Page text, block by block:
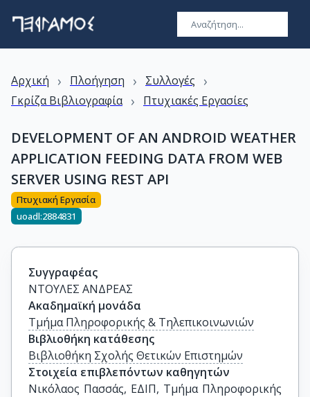
Αρχική › Πλοήγηση › Συλλογές ›
Γκρίζα Βιβλιογραφία › Πτυχιακές Εργασίες
DEVELOPMENT OF AN ANDROID WEATHER
APPLICATION FEEDING DATA FROM WEB
SERVER USING REST API
Πτυχιακή Εργασία
uoadl:2884831
Συγγραφέας
ΝΤΟΥΛΕΣ ΑΝΔΡΕΑΣ
Ακαδημαϊκή μονάδα
Τμήμα Πληροφορικής & Τηλεπικοινωνιών
Βιβλιοθήκη κατάθεσης
Βιβλιοθήκη Σχολής Θετικών Επιστημών
Στοιχεία επιβλεπόντων καθηγητών
Νικόλαος Πασσάς, ΕΔΙΠ, Τμήμα Πληροφορικής